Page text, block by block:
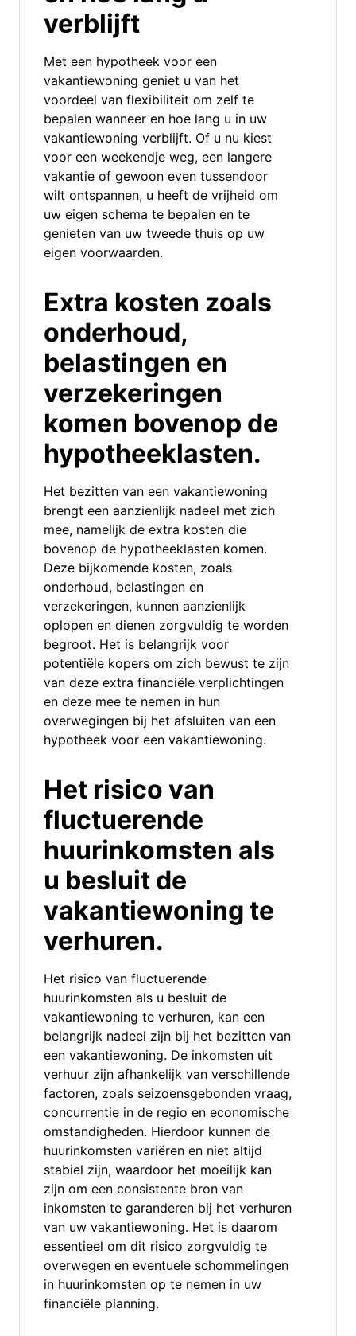
verblijft
Met een hypotheek voor een
vakantiewoning geniet u van het
voordeel van flexibiliteit om zelf te
bepalen wanneer en hoe lang u in uw
vakantiewoning verblijft. Of u nu kiest
voor een weekendje weg, een langere
vakantie of gewoon even tussendoor
wilt ontspannen, u heeft de vrijheid om
uw eigen schema te bepalen en te
genieten van uw tweede thuis op uw
eigen voorwaarden.
Extra kosten zoals
onderhoud,
belastingen en
verzekeringen
komen bovenop de
hypotheeklasten.
Het bezitten van een vakantiewoning
brengt een aanzienlijk nadeel met zich
mee, namelijk de extra kosten die
bovenop de hypotheeklasten komen.
Deze bijkomende kosten, zoals
onderhoud, belastingen en
verzekeringen, kunnen aanzienlijk
oplopen en dienen zorgvuldig te worden
begroot. Het is belangrijk voor
potentiële kopers om zich bewust te zijn
van deze extra financiële verplichtingen
en deze mee te nemen in hun
overwegingen bij het afsluiten van een
hypotheek voor een vakantiewoning.
Het risico van
fluctuerende
huurinkomsten als
u besluit de
vakantiewoning te
verhuren.
Het risico van fluctuerende
huurinkomsten als u besluit de
vakantiewoning te verhuren, kan een
belangrijk nadeel zijn bij het bezitten van
een vakantiewoning. De inkomsten uit
verhuur zijn afhankelijk van verschillende
factoren, zoals seizoensgebonden vraag,
concurrentie in de regio en economische
omstandigheden. Hierdoor kunnen de
huurinkomsten variëren en niet altijd
stabiel zijn, waardoor het moeilijk kan
zijn om een consistente bron van
inkomsten te garanderen bij het verhuren
van uw vakantiewoning. Het is daarom
essentieel om dit risico zorgvuldig te
overwegen en eventuele schommelingen
in huurinkomsten op te nemen in uw
financiële planning.